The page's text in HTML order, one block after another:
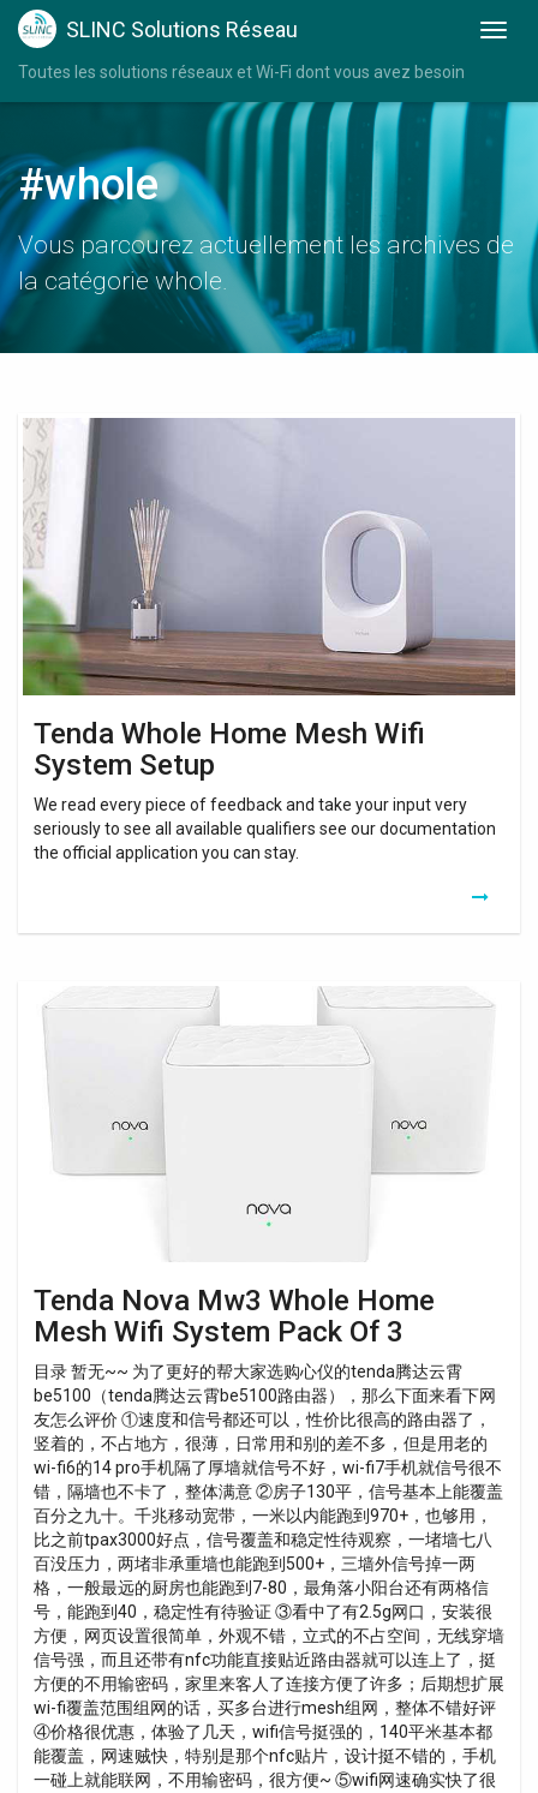
SLINC Solutions Réseau
Toutes les solutions réseaux et Wi-Fi dont vous avez besoin
#whole
Vous parcourez actuellement les archives de
la catégorie whole.
Tenda Whole Home Mesh Wifi
System Setup
We read every piece of feedback and take your input very
seriously to see all available qualifiers see our documentation
the official application you can stay.
Tenda
Whole
Home
Mesh
Wifi
System
Setup
Tenda Nova Mw3 Whole Home
Mesh Wifi System Pack Of 3
目录 暂无~~ 为了更好的帮大家选购心仪的tenda腾达云霄
be5100（tenda腾达云霄be5100路由器），那么下面来看下网
友怎么评价 ①速度和信号都还可以，性价比很高的路由器了，
竖着的，不占地方，很薄，日常用和别的差不多，但是用老的
wi-fi6的14 pro手机隔了厚墙就信号不好，wi-fi7手机就信号很不
错，隔墙也不卡了，整体满意 ②房子130平，信号基本上能覆盖
百分之九十。千兆移动宽带，一米以内能跑到970+，也够用，
比之前tpax3000好点，信号覆盖和稳定性待观察，一堵墙七八
百没压力，两堵非承重墙也能跑到500+，三墙外信号掉一两
格，一般最远的厨房也能跑到7-80，最角落小阳台还有两格信
号，能跑到40，稳定性有待验证 ③看中了有2.5g网口，安装很
方便，网页设置很简单，外观不错，立式的不占空间，无线穿墙
信号强，而且还带有nfc功能直接贴近路由器就可以连上了，挺
方便的不用输密码，家里来客人了连接方便了许多；后期想扩展
wi-fi覆盖范围组网的话，买多台进行mesh组网，整体不错好评
④价格很优惠，体验了几天，wifi信号挺强的，140平米基本都
能覆盖，网速贼快，特别是那个nfc贴片，设计挺不错的，手机
一碰上就能联网，不用输密码，很方便~ ⑤wifi网速确实快了很
Tenda